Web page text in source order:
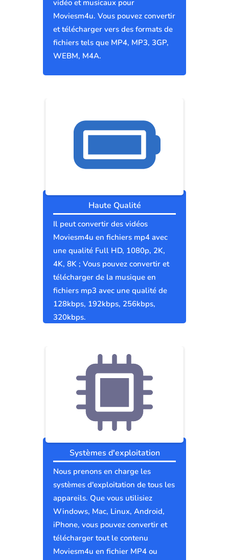
vidéo et musicaux pour
Moviesm4u. Vous pouvez convertir
et télécharger vers des formats de
fichiers tels que MP4, MP3, 3GP,
WEBM, M4A.
Haute Qualité
Il peut convertir des vidéos
Moviesm4u en fichiers mp4 avec
une qualité Full HD, 1080p, 2K,
4K, 8K ; Vous pouvez convertir et
télécharger de la musique en
fichiers mp3 avec une qualité de
128kbps, 192kbps, 256kbps,
320kbps.
Systèmes d'exploitation
Nous prenons en charge les
systèmes d'exploitation de tous les
appareils. Que vous utilisiez
Windows, Mac, Linux, Android,
iPhone, vous pouvez convertir et
télécharger tout le contenu
Moviesm4u en fichier MP4 ou